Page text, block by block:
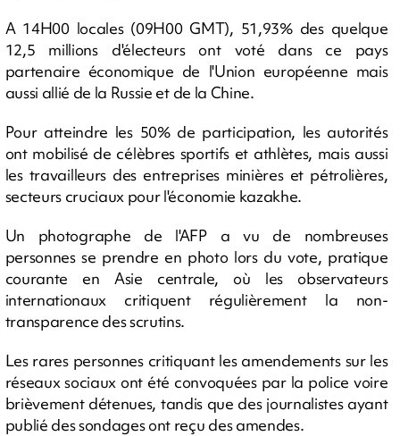
A 14H00 locales (09H00 GMT), 51,93% des quelque
12,5 millions d'électeurs ont voté dans ce pays
partenaire économique de l'Union européenne mais
aussi allié de la Russie et de la Chine.
Pour atteindre les 50% de participation, les autorités
ont mobilisé de célèbres sportifs et athlètes, mais aussi
les travailleurs des entreprises minières et pétrolières,
secteurs cruciaux pour l'économie kazakhe.
Un photographe de l'AFP a vu de nombreuses
personnes se prendre en photo lors du vote, pratique
courante en Asie centrale, où les observateurs
internationaux critiquent régulièrement la non-
transparence des scrutins.
Les rares personnes critiquant les amendements sur les
réseaux sociaux ont été convoquées par la police voire
brièvement détenues, tandis que des journalistes ayant
publié des sondages ont reçu des amendes.